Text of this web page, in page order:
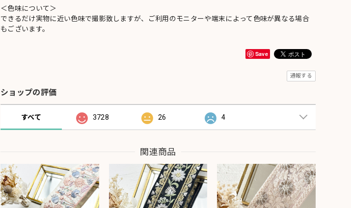
＜色味について＞
できるだけ実物に近い色味で撮影致しますが、ご利用のモニターや端末によって色味が異なる場合
もございます。
Save
通報する
ショップの評価
すべて 3728 26 4
関連商品